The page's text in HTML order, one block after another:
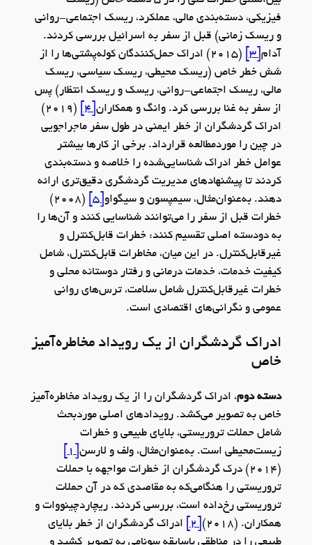
فیزیکی، دسته‌بندی مالی، عملکرد، ریسک اجتماعی-روانی
و ریسک زمانی) قبل از سفر به اسرائیل بررسی کردند.
آدام[3]
(2015) ادراک حمل‌کنندگان کوله‌پشتی‌ها را از
شش خطر خاص (ریسک محیطی، ریسک سیاسی، ریسک
مالی، ریسک اجتماعی-روانی، ریسک و ریسک انتظار) پس
از سفر به غنا بررسی کرد. وانگ و همکاران[4]
(2019)
ادراک گردشگران از خطر ایمنی در طول سفر ماجراجویی
در چین را موردمطالعه قرارداد. برخی از کارها بیشتر
عوامل خطر ادراک شناسایی‌شده را خلاصه و دسته‌بندی
کردند تا پیشنهاد‌های مدیریت گردشگری دقیق‌تری ارائه
دهند. به‌عنوان‌مثال، سیمپسون و سیگواو [5]
(2008)
خطرات قبل از سفر را می‌توانند شناسایی کنند و آن‌ها را
به دودسته اصلی تقسیم کنند: خطرات قابل‌کنترل و
غیرقابل‌کنترل. در این میان، مخاطرات قابل‌کنترل، شامل
کیفیت خدمات، خدمات درمانی و رفتار دوستانه محلی و
خطرات غیرقابل‌کنترل شامل سلامت، ترس‌های روانی
عمومی و نگرانی‌های اقتصادی است.
ادراک گردشگران از یک رویداد مخاطره‌آمیز
خاص
دسته دوم، ادراک گردشگران را از یک رویداد مخاطره‌آمیز
خاص به تصویر می‌کشد. رویدادهای اصلی موردبحث
شامل حملات تروریستی، بلایای طبیعی و خطرات
زیست‌محیطی است. به‌عنوان‌مثال، ولف و لارسن[1]
(2014) درک گردشگران از خطرات مواجهه با حملات
تروریستی را هنگامی‌که به مقاصدی که در آن حملات
تروریستی رخ‌داده است، بررسی کردند. ریچاردچینووات و
همکاران. (2018)
[2]
ادراک گردشگران از خطر بلایای
طبیعی را در مناطقی باسابقه سونامی به تصویر کشید و